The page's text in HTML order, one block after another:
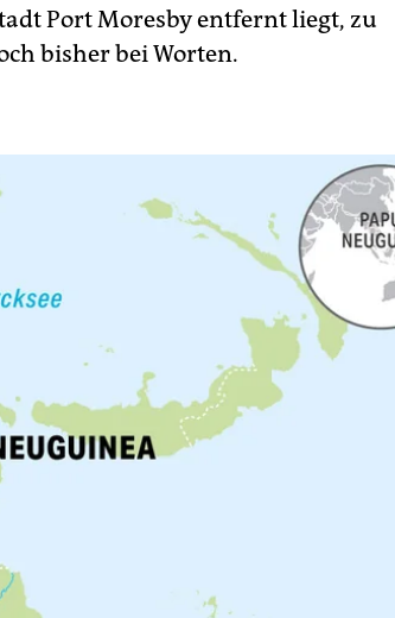
Port Moresby entfernt liegt, zu
bisher bei Worten.